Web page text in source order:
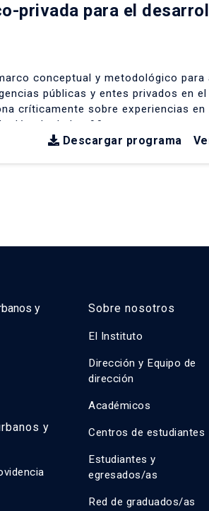
privada para el
conceptual y metodológico para
públicas y entes privados en
críticamente sobre experiencias en
década de los 90
Descargar programa
y
Sobre nosotros
El Instituto
Dirección y Equipo de
dirección
Académicos
Centros de estudiantes
Estudiantes y
egresados/as
Red de graduados/as